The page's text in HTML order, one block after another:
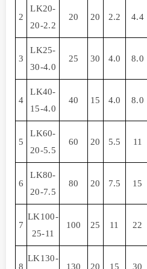
2
LK20-
20-2.2
20 20 2.2 4.4
3
LK25-
30-4.0
25 30 4.0 8.0
4
LK40-
15-4.0
40 15 4.0 8.0
5
LK60-
20-5.5
60 20 5.5 11
6
LK80-
20-7.5
80 20 7.5 15
7
LK100-
25-11
100 25 11 22
8
LK130-
130 20 15 30